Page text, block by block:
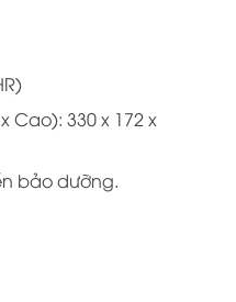
Cao): 330 x 172 x
bảo dưỡng.